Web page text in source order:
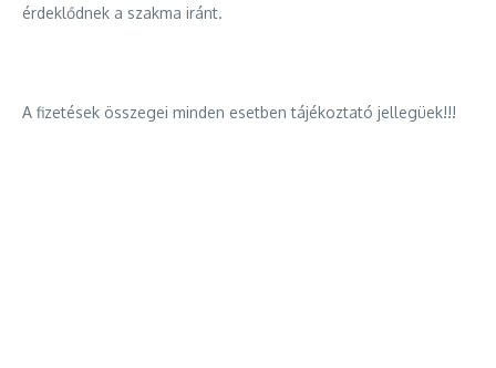
érdeklődnek a szakma iránt.
A fizetések összegei minden esetben tájékoztató jellegüek!!!